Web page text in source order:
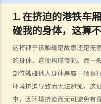
1.在挤迫的港铁车
碰我的身体，这算
这将视乎该触碰是故意还是无
的身体，这便构成侵犯。而一
部位触碰他人身体是属于猥亵
环境挤迫导致而无法避免，这
中，因环境挤迫而无可避免有
3. 男子会否被控猥亵侵犯他的
4. 如被告人是以诈骗或欺诈手
B. 强奸
1. 罪行元素
A. 性交
B. 同意
I. 受害人不同意